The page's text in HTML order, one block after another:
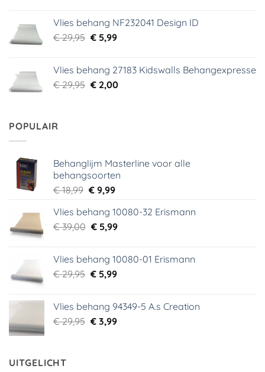
€ 29,95.€ 3,99.
Vlies behang NF232041 Design ID
€29,95 Oorspronkelijke
€ 29,95.
€5,99Huidige
€ 5,99.
Vlies behang 27183 Kidswalls Behangexpresse
€29,95 Oorspronkelijke
€2,00Huidige
POPULAIR
Behanglijm Masterline voor alle
behangsoorten
€18,99 Oorspronkelijke
was:
€ 18,99.
€9,99Huidige
is:
€ 9,99.
Vlies behang 10080-32 Erismann
€39,00 Oorspronkelijke
€ 39,00.
€5,99Huidige
€ 5,99.
Vlies behang 10080-01 Erismann
€29,95 Oorspronkelijke
€ 29,95.
€5,99Huidige
€ 5,99.
Vlies behang 94349-5 A.s Creation
€29,95 Oorspronkelijke
€3,99Huidige
UITGELICHT